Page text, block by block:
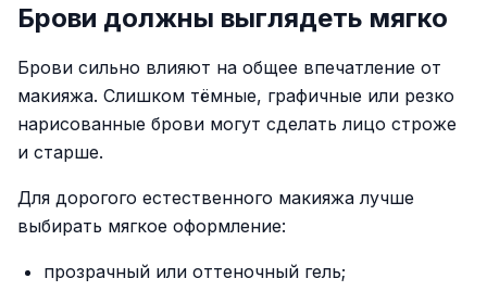
Брови должны выглядеть мягко
Брови сильно влияют на общее впечатление от
макияжа. Слишком тёмные, графичные или резко
нарисованные брови могут сделать лицо строже
и старше.
Для дорогого естественного макияжа лучше
выбирать мягкое оформление:
прозрачный или оттеночный гель;